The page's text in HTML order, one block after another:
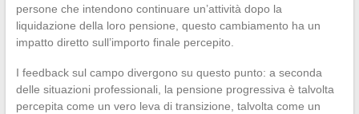
persone che intendono continuare un’attività dopo la
liquidazione della loro pensione, questo cambiamento ha un
impatto diretto sull’importo finale percepito.
I feedback sul campo divergono su questo punto: a seconda
delle situazioni professionali, la pensione progressiva è talvolta
percepita come un vero leva di transizione, talvolta come un